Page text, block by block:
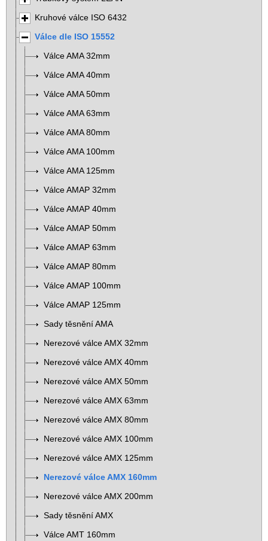
Kruhové válce ISO 6432
Válce dle ISO 15552
Válce AMA 32mm
Válce AMA 40mm
Válce AMA 50mm
Válce AMA 63mm
Válce AMA 80mm
Válce AMA 100mm
Válce AMA 125mm
Válce AMAP 32mm
Válce AMAP 40mm
Válce AMAP 50mm
Válce AMAP 63mm
Válce AMAP 80mm
Válce AMAP 100mm
Válce AMAP 125mm
Sady těsnění AMA
Nerezové válce AMX 32mm
Nerezové válce AMX 40mm
Nerezové válce AMX 50mm
Nerezové válce AMX 63mm
Nerezové válce AMX 80mm
Nerezové válce AMX 100mm
Nerezové válce AMX 125mm
Nerezové válce AMX 160mm
Nerezové válce AMX 200mm
Sady těsnění AMX
Válce AMT 160mm